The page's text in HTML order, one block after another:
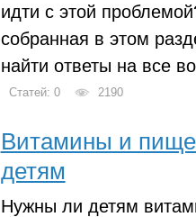
идти с этой
собранная в этом
найти ответы на все
Статей: 0 2190
Витамины и
детям
Нужны ли детям